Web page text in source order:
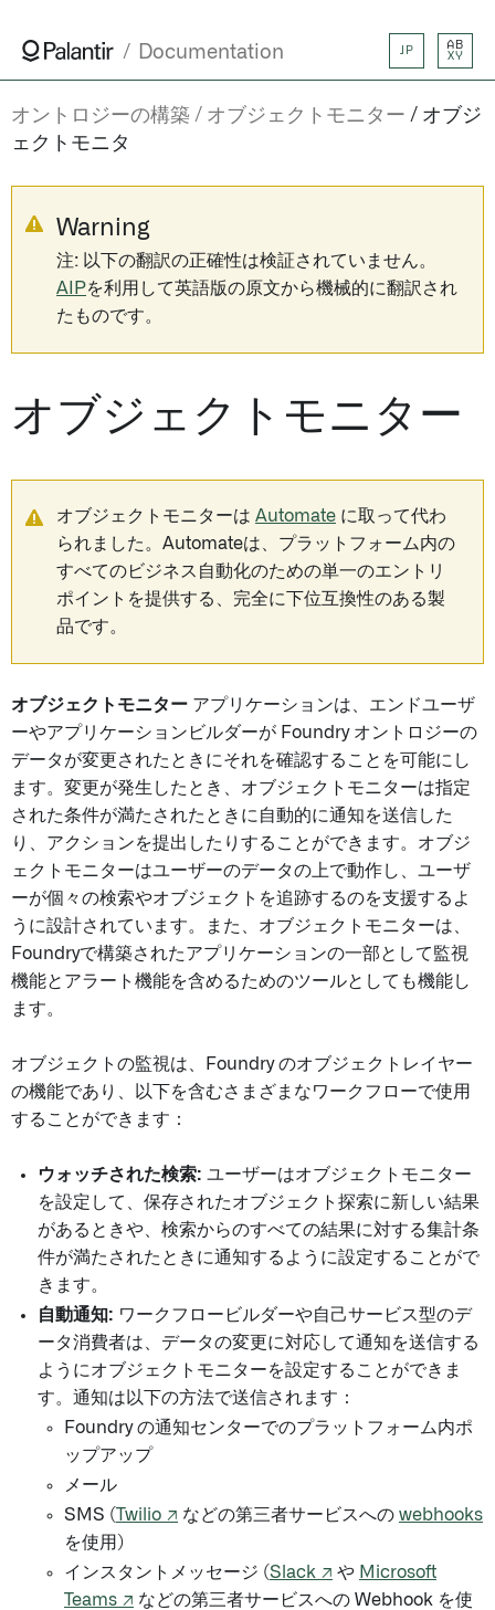
Documentation JP
AB
XY
オントロジーの構築 オブジェクトモニター
オブジ
ェクトモニタ
Warning
注: 以下の翻訳の正確性は検証されていません。
AIPを利用して英語版の原文から機械的に翻訳され
たものです。
オブジェクトモニター
オブジェクトモニターは Automate に取って代わ
られました。Automateは、プラットフォーム内の
すべてのビジネス自動化のための単一のエントリ
ポイントを提供する、完全に下位互換性のある製
品です。
オブジェクトモニター アプリケーションは、エンドユーザ
ーやアプリケーションビルダーが Foundry オントロジーの
データが変更されたときにそれを確認することを可能にし
ます。変更が発生したとき、オブジェクトモニターは指定
された条件が満たされたときに自動的に通知を送信した
り、アクションを提出したりすることができます。オブジ
ェクトモニターはユーザーのデータの上で動作し、ユーザ
ーが個々の検索やオブジェクトを追跡するのを支援するよ
うに設計されています。また、オブジェクトモニターは、
Foundryで構築されたアプリケーションの一部として監視
機能とアラート機能を含めるためのツールとしても機能し
ます。
オブジェクトの監視は、Foundry のオブジェクトレイヤー
の機能であり、以下を含むさまざまなワークフローで使用
することができます：
ウォッチされた検索: ユーザーはオブジェクトモニター
を設定して、保存されたオブジェクト探索に新しい結果
があるときや、検索からのすべての結果に対する集計条
件が満たされたときに通知するように設定することがで
きます。
自動通知: ワークフロービルダーや自己サービス型のデ
ータ消費者は、データの変更に対応して通知を送信する
ようにオブジェクトモニターを設定することができま
す。通知は以下の方法で送信されます：
Foundry の通知センターでのプラットフォーム内ポ
ップアップ
メール
SMS (Twilio ↗ などの第三者サービスへの webhooks
を使用)
インスタントメッセージ (Slack ↗ や Microsoft
Teams ↗ などの第三者サービスへの Webhook を使